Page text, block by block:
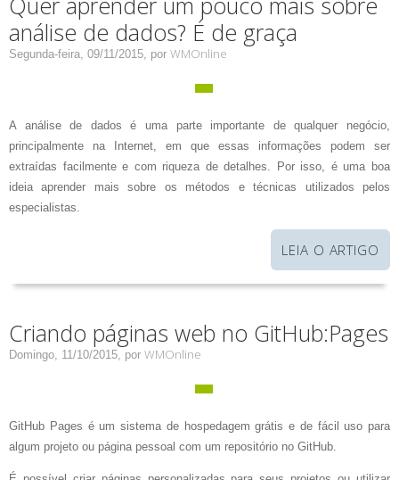
análise de dados? É de graça
Segunda-feira, 09/11/2015, por WMOnline
A análise de dados é uma parte importante de qualquer negócio,
principalmente na Internet, em que essas informações podem ser
extraídas facilmente e com riqueza de detalhes. Por isso, é uma boa
ideia aprender mais sobre os métodos e técnicas utilizados pelos
especialistas.
LEIA O ARTIGO
Criando páginas web no GitHub:Pages
Domingo, 11/10/2015, por WMOnline
GitHub Pages é um sistema de hospedagem grátis e de fácil uso para
algum projeto ou página pessoal com um repositório no GitHub.